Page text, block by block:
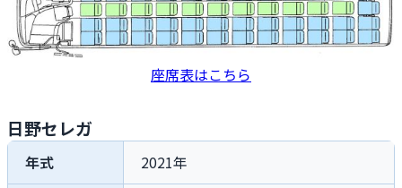
座席表はこちら
日野セレガ
年式 2021年